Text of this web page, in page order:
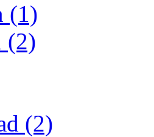
(1)
(2)
(2)